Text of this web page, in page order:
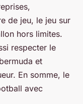
de jeu, le jeu sur
hors limites.
respecter le
et
En somme, le
avec